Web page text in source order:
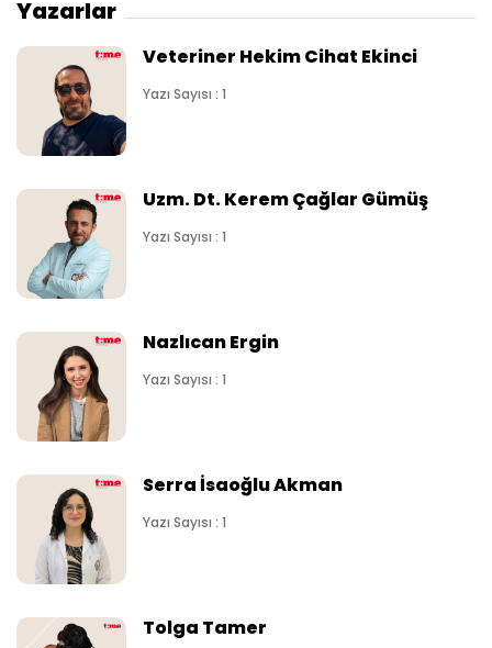
Yazarlar
Veteriner Hekim Cihat Ekinci
Yazı Sayısı : 1
Uzm. Dt. Kerem Çağlar Gümüş
Yazı Sayısı : 1
Nazlıcan Ergin
Yazı Sayısı : 1
Serra İsaoğlu Akman
Yazı Sayısı : 1
Tolga Tamer